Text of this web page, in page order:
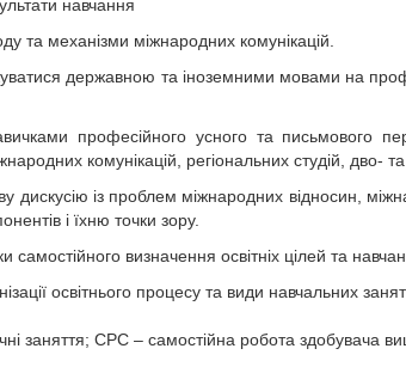
навчання
та механізми міжнародних комунікацій.
державною та іноземними мовами на
професійного усного та письмового
комунікацій, регіональних студій, дво-
дискусію із проблем міжнародних відносин,
і їхню точки зору.
самостійного визначення освітніх цілей та
освітнього процесу та види навчальних
заняття; СРС – самостійна робота